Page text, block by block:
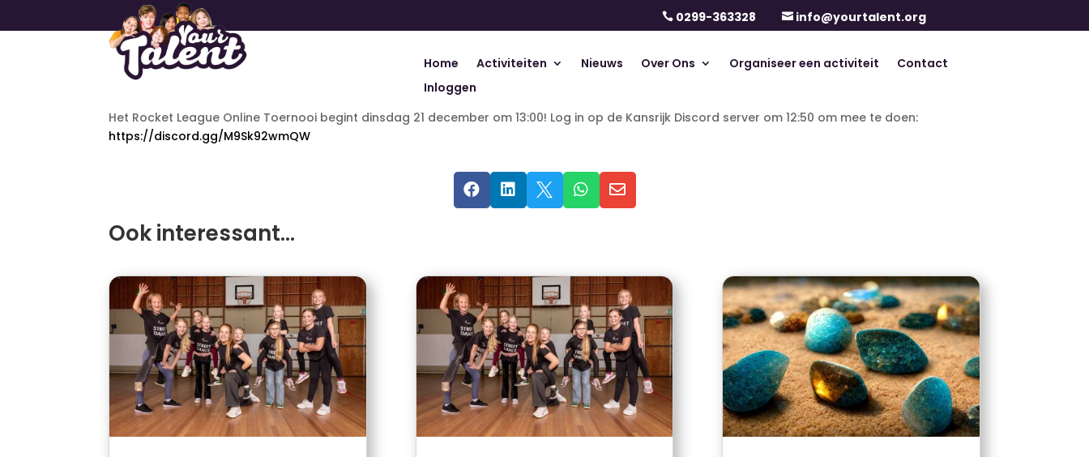
 0299-363328  info@yourtalent.org
Home Activiteiten Nieuws Over Ons Organiseer een activiteit
Contact
Inloggen
Het Rocket League Online Toernooi begint dinsdag 21 december om 13:00! Log in op de Kansrijk Discord server om 12:50 om mee te doen:
https://discord.gg/M9Sk92wmQW
    
Ook interessant…